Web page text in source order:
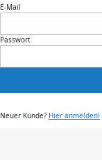
E-Mail
Passwort
Neuer Kunde? Hier anmelden!